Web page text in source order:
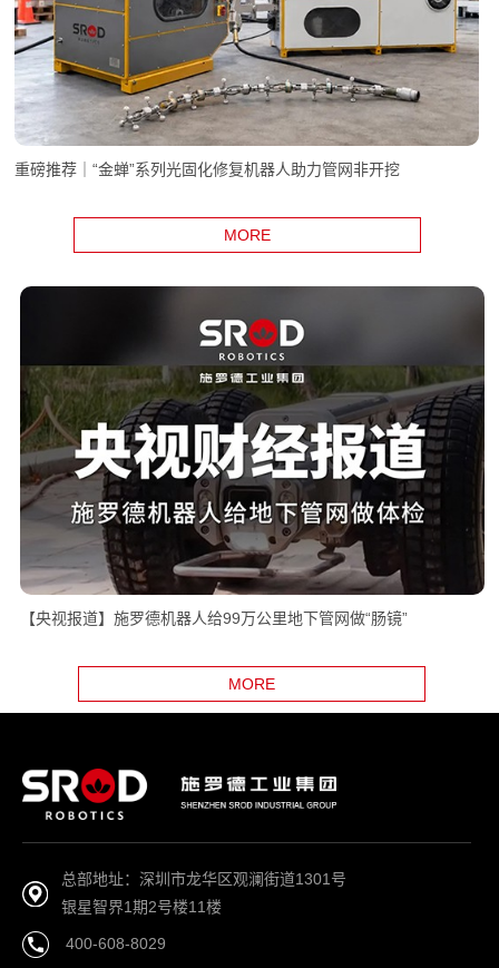
重磅推荐｜“金蝉”系列光固化修复机器人助力管网非开挖
MORE
【央视报道】施罗德机器人给99万公里地下管网做“肠镜”
MORE
总部地址：深圳市龙华区观澜街道1301号
银星智界1期2号楼11楼
400-608-8029